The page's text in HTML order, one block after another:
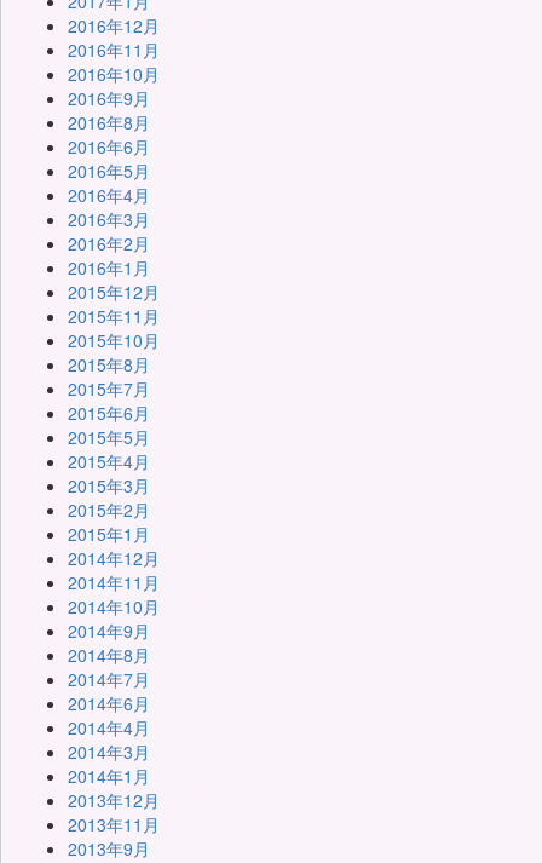
2016年12月
2016年11月
2016年10月
2016年9月
2016年8月
2016年6月
2016年5月
2016年4月
2016年3月
2016年2月
2016年1月
2015年12月
2015年11月
2015年10月
2015年8月
2015年7月
2015年6月
2015年5月
2015年4月
2015年3月
2015年2月
2015年1月
2014年12月
2014年11月
2014年10月
2014年9月
2014年8月
2014年7月
2014年6月
2014年4月
2014年3月
2014年1月
2013年12月
2013年11月
2013年9月